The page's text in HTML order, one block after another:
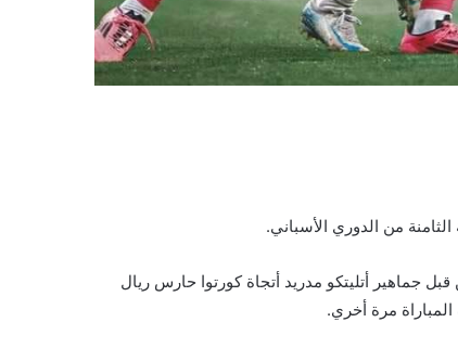
من الدوري الأسباني.
إلقاء المقذوفات من قبل جماهير أتليتكو مدريد أتجاة كورتوا حارس ريال
مرة أخري.